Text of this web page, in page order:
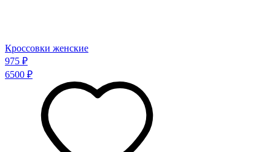
Кроссовки женские
975 ₽
6500 ₽